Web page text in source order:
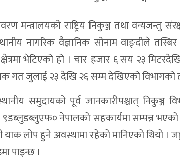
मन्त्रालयको राष्ट्रिय निकुञ्ज तथा वन्यजन्तु
नागरिक वैज्ञानिक सोनाम वाङ्दीले
भेटिएको हो । चार हजार ६ सय २३
गत जुलाई २३ देखि २६ सम्म देखिएको विभागको
समुदायको पूर्व जानकारीपश्चात् निकुञ्ज
नेपालको सहकार्यमा सम्पन्न भएको
याक लोप हुने अवस्थामा रहेको मानिएको थियो ।
पाइन्छ ।